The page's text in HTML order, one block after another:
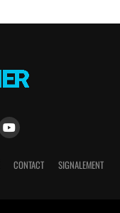
CONTACT SIGNALEMENT